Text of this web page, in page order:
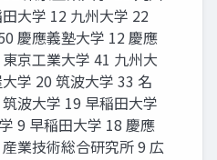
大学 12 九州大学 22
慶應義塾大学 12 慶應
京工業大学 41 九州大
学 20 筑波大学 33 名
波大学 19 早稲田大学
9 早稲田大学 18 慶應
業技術総合研究所 9 広